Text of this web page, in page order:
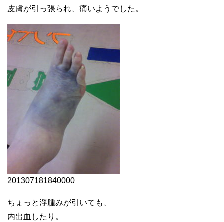
皮膚が引っ張られ、痛いようでした。
201307181840000
ちょっと浮腫みが引いても、
内出血したり。